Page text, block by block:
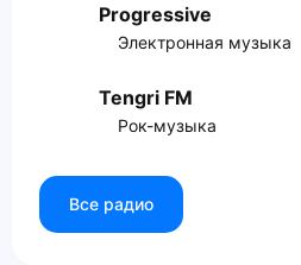
Progressive
Электронная музыка
Tengri FM
Рок-музыка
Все радио